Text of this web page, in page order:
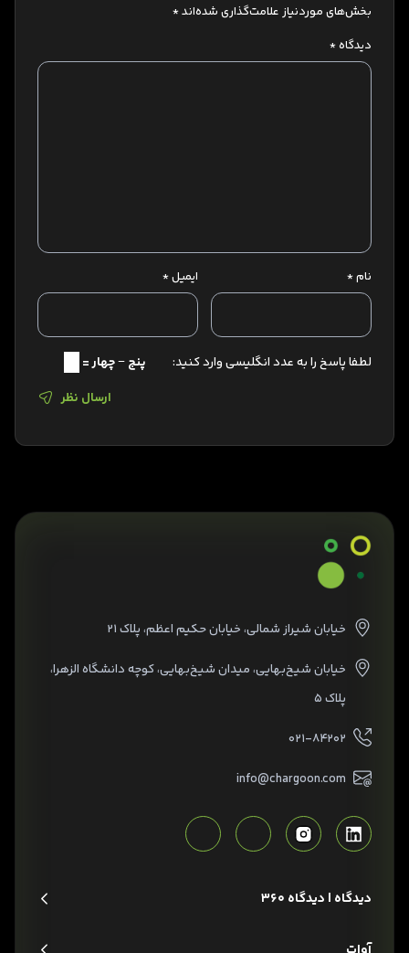
بخش‌های موردنیاز علامت‌گذاری شده‌اند*
دیدگاه*
نام* ایمیل*
لطفا پاسخ را به عدد انگلیسی وارد کنید:
پنج − چهار =
ارسال نظر
خیابان شیراز شمالی، خیابان حکیم اعظم، پلاک ۲۱
خیابان شیخ‌بهایی، میدان شیخ‌بهایی، کوچه دانشگاه الزهرا،
پلاک ۵
۰۲۱-۸۴۲۰۲
info@chargoon.com
دیدگاه | دیدگاه 360